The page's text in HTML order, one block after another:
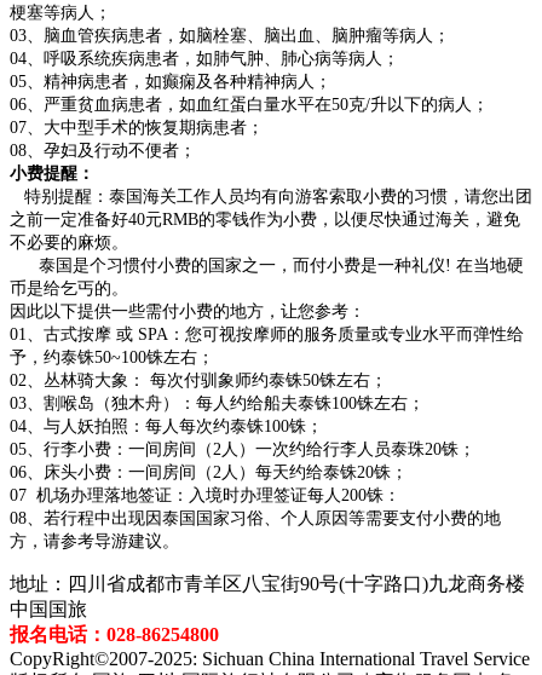
梗塞等病人；
03、脑血管疾病患者，如脑栓塞、脑出血、脑肿瘤等病人；
04、呼吸系统疾病患者，如肺气肿、肺心病等病人；
05、精神病患者，如癫痫及各种精神病人；
06、严重贫血病患者，如血红蛋白量水平在50克/升以下的病人；
07、大中型手术的恢复期病患者；
08、孕妇及行动不便者；
小费提醒：
特别提醒：泰国海关工作人员均有向游客索取小费的习惯，请您出团
之前一定准备好40元RMB的零钱作为小费，以便尽快通过海关，避免
不必要的麻烦。
泰国是个习惯付小费的国家之一，而付小费是一种礼仪! 在当地硬
币是给乞丐的。
因此以下提供一些需付小费的地方，让您参考：
01
、古式按摩 或 SPA：您可视按摩师的服务质量或专业水平而弹性给
予，约泰铢50~100铢左右；
02 、丛林骑大象： 每次付驯象师约泰铢50铢左右；
03 、割喉岛（独木舟）：每人约给船夫泰铢100铢左右；
04 、与人妖拍照：每人每次约泰铢100铢；
05 、行李小费：一间房间（2人）一次约给行李人员泰珠20铢；
06 、床头小费：一间房间（2人）每天约给泰铢20铢；
07 机场办理落地签证：入境时办理签证每人200铢：
08 、若行程中出现因泰国国家习俗、个人原因等需要支付小费的地
方，请参考导游建议。
地址：四川省成都市青羊区八宝街90号(十字路口)九龙商务楼
中国国旅
报名电话：028-86254800
CopyRight©2007-2025: Sichuan China International Travel Service